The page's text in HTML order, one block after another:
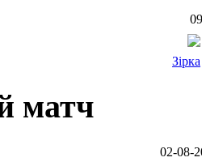
Зірка
матч
02-08-